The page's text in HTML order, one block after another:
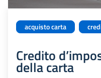
acquisto carta
Credito
della carta